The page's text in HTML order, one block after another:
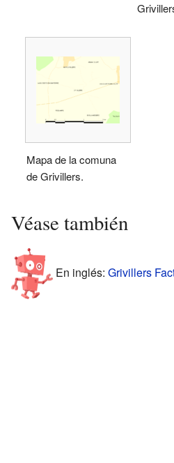
Mapa de la comuna
de Grivillers.
Véase también
En inglés: Grivillers